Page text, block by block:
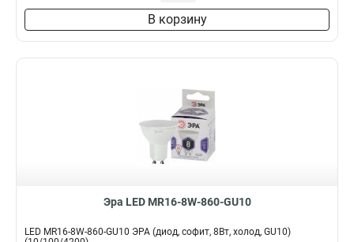
В корзину
Эра LED MR16-8W-860-GU10
LED MR16-8W-860-GU10 ЭРА (диод, софит, 8Вт, холод, GU10)